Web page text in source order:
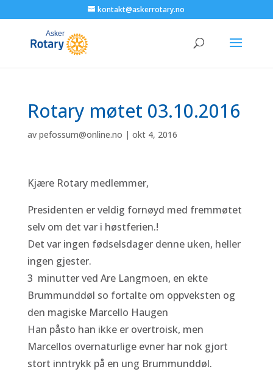
kontakt@askerrotary.no
Rotary møtet 03.10.2016
av pefossum@online.no | okt 4, 2016
Kjære Rotary medlemmer,
Presidenten er veldig fornøyd med fremmøtet
selv om det var i høstferien.!
Det var ingen fødselsdager denne uken, heller
ingen gjester.
3 minutter ved Are Langmoen, en ekte
Brummunddøl so fortalte om oppveksten og
den magiske Marcello Haugen
Han påsto han ikke er overtroisk, men
Marcellos overnaturlige evner har nok gjort
stort inntrykk på en ung Brummunddøl.